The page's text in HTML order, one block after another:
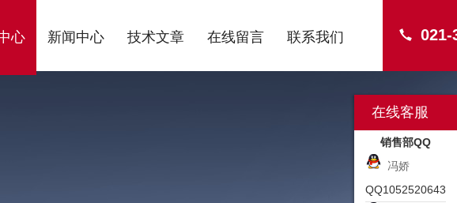
021-
心 新闻中心 技术文章 在线留言 联系我们
在线客服
销售部QQ
冯娇
QQ1052520643